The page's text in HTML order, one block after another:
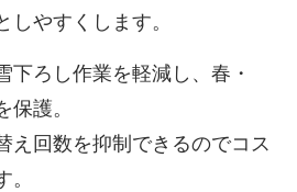
やすくします。
下ろし作業を軽減し、春・
保護。
え回数を抑制できるのでコス
。